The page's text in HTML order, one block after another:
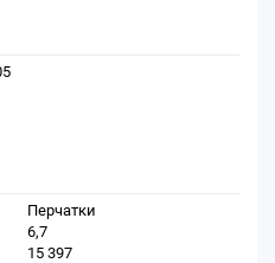
Перчатки
6,7
15 397